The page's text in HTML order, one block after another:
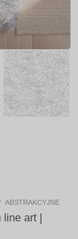
ABSTRAKCYJNE
line art |